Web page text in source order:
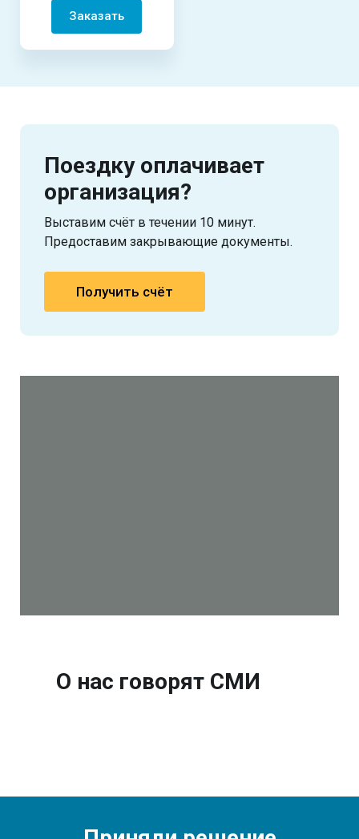
Заказать
Поездку оплачивает
организация?
Выставим счёт в течении 10 минут.
Предоставим закрывающие документы.
Получить счёт
О нас говорят СМИ